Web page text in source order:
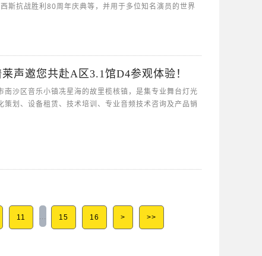
斯抗战胜利80周年庆典等，并用于多位知名演员的世界
声邀您共赴A区3.1馆D4参观体验！
沙区音乐小镇冼星海的故里榄核镇，是集专业舞台灯光
划、设备租赁、技术培训、专业音频技术咨询及产品销
11 ... 15 16 > >>